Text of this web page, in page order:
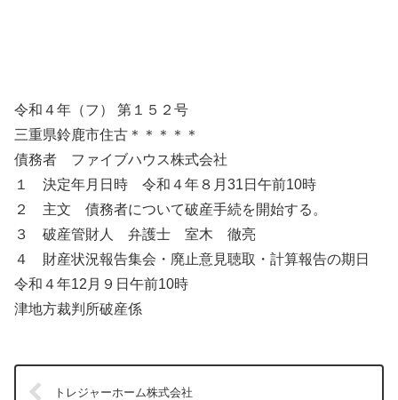
令和４年（フ） 第１５２号
三重県鈴鹿市住古＊＊＊＊＊
債務者 ファイブハウス株式会社
１ 決定年月日時 令和４年８月31日午前10時
２ 主文 債務者について破産手続を開始する。
３ 破産管財人 弁護士 室木 徹亮
４ 財産状況報告集会・廃止意見聴取・計算報告の期日
令和４年12月９日午前10時
津地方裁判所破産係
トレジャーホーム株式会社